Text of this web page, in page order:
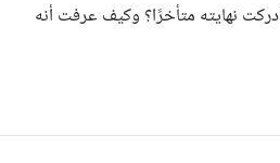
نهايته متأخرًا؟ وكيف عرفت أنه